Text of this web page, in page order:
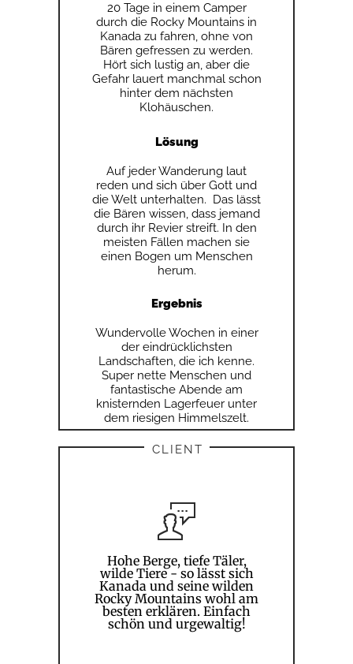
20 Tage in einem Camper
durch die Rocky Mountains in
Kanada zu fahren, ohne von
Bären gefressen zu werden.
Hört sich lustig an, aber die
Gefahr lauert manchmal schon
hinter dem nächsten
Klohäuschen.
Lösung
Auf jeder Wanderung laut
reden und sich über Gott und
die Welt unterhalten. Das lässt
die Bären wissen, dass jemand
durch ihr Revier streift. In den
meisten Fällen machen sie
einen Bogen um Menschen
herum.
Ergebnis
Wundervolle Wochen in einer
der eindrücklichsten
Landschaften, die ich kenne.
Super nette Menschen und
fantastische Abende am
knisternden Lagerfeuer unter
dem riesigen Himmelszelt.
CLIENT
Hohe Berge, tiefe Täler,
wilde Tiere - so lässt sich
Kanada und seine wilden
Rocky Mountains wohl am
besten erklären. Einfach
schön und urgewaltig!